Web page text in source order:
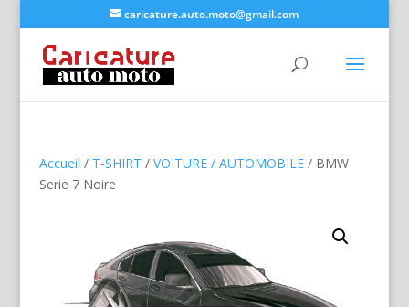
caricature.auto.moto@gmail.com
Accueil / T-SHIRT / VOITURE / AUTOMOBILE/ BMW
Serie 7 Noire